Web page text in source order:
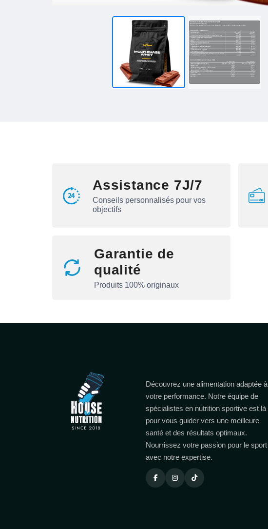
Assistance 7J/7
Conseils personnalisés pour vos
objectifs
Garantie de
qualité
Produits 100% originaux
Découvrez une alimentation adaptée à
votre performance. Notre équipe de
spécialistes en nutrition sportive est là
pour vous guider vers une meilleure
santé et des résultats optimaux.
Nourrissez votre passion pour le sport
avec notre expertise.